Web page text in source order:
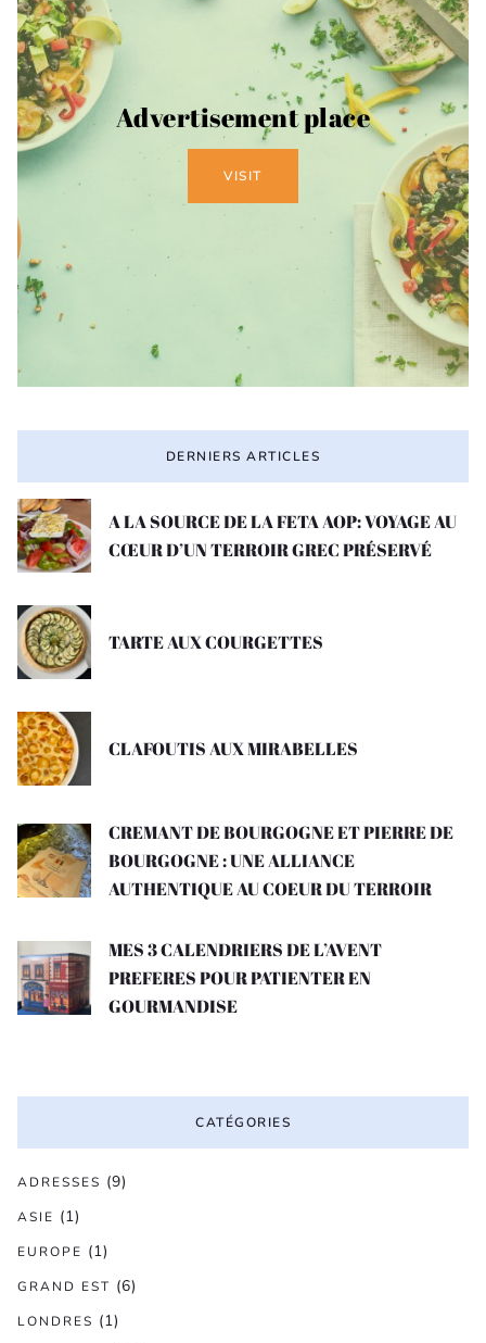
Advertisement place
VISIT
DERNIERS ARTICLES
A LA SOURCE DE LA FETA AOP: VOYAGE AU
CŒUR D’UN TERROIR GREC PRÉSERVÉ
TARTE AUX COURGETTES
CLAFOUTIS AUX MIRABELLES
CREMANT DE BOURGOGNE ET PIERRE DE
BOURGOGNE : UNE ALLIANCE
AUTHENTIQUE AU COEUR DU TERROIR
MES 3 CALENDRIERS DE L’AVENT
PREFERES POUR PATIENTER EN
GOURMANDISE
CATÉGORIES
ADRESSES (9)
ASIE (1)
EUROPE (1)
GRAND EST (6)
LONDRES (1)